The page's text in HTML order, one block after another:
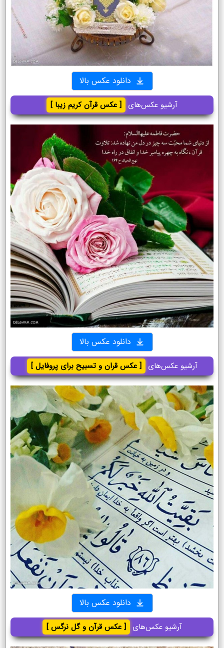
دانلود عکس بالا
آرشیو عکس‌های [ عکس قرآن کریم زیبا ]
دانلود عکس بالا
آرشیو عکس‌های [ عکس قران و تسبیح برای پروفایل ]
دانلود عکس بالا
آرشیو عکس‌های [ عکس قرآن و گل نرگس ]